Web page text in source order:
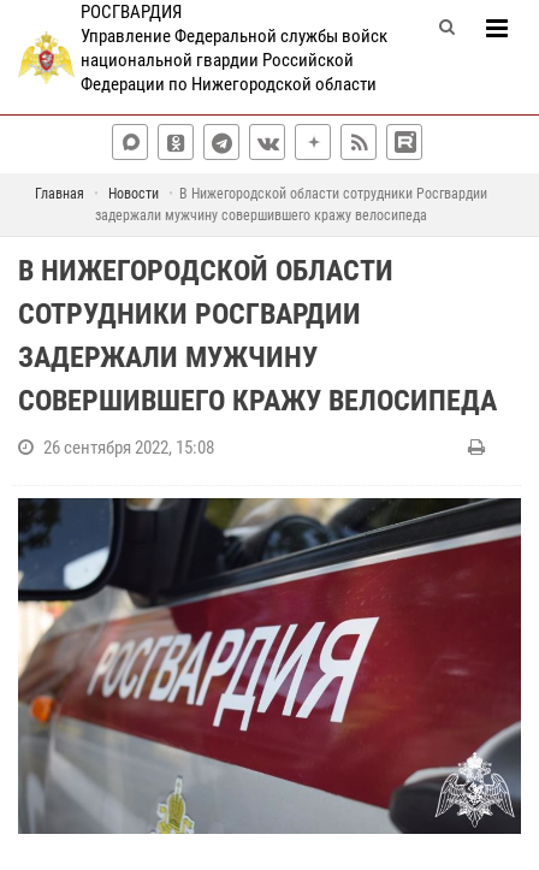
РОСГВАРДИЯ
Управление Федеральной службы войск
национальной гвардии Российской
Федерации по Нижегородской области
Главная Новости
В Нижегородской области сотрудники Росгвардии
задержали мужчину совершившего кражу велосипеда
В НИЖЕГОРОДСКОЙ ОБЛАСТИ
СОТРУДНИКИ РОСГВАРДИИ
ЗАДЕРЖАЛИ МУЖЧИНУ
СОВЕРШИВШЕГО КРАЖУ ВЕЛОСИПЕДА
26 сентября 2022, 15:08